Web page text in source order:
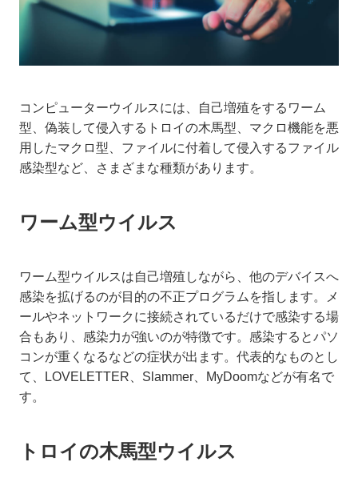
コンピューターウイルスには、自己増殖をするワーム
型、偽装して侵入するトロイの木馬型、マクロ機能を悪
用したマクロ型、ファイルに付着して侵入するファイル
感染型など、さまざまな種類があります。
ワーム型ウイルス
ワーム型ウイルスは自己増殖しながら、他のデバイスへ
感染を拡げるのが目的の不正プログラムを指します。メ
ールやネットワークに接続されているだけで感染する場
合もあり、感染力が強いのが特徴です。感染するとパソ
コンが重くなるなどの症状が出ます。代表的なものとし
て、LOVELETTER、Slammer、MyDoomなどが有名で
す。
トロイの木馬型ウイルス